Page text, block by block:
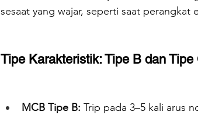
sesaat yang wajar, seperti saat perangkat
Tipe Karakteristik: Tipe B dan Tipe
MCB Tipe B: Trip pada 3–5 kali arus